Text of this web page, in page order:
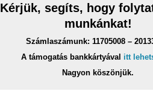
Kérjük, segíts, hogy
munkánkat!
Számlaszámunk: 11705008 –
A támogatás bankkártyával itt
Nagyon köszönjük.